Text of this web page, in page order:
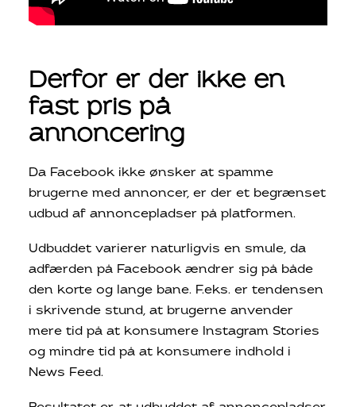
Derfor er der ikke en
fast pris på
annoncering
Da Facebook ikke ønsker at spamme
brugerne med annoncer, er der et begrænset
udbud af annoncepladser på platformen.
Udbuddet varierer naturligvis en smule, da
adfærden på Facebook ændrer sig på både
den korte og lange bane. F.eks. er tendensen
i skrivende stund, at brugerne anvender
mere tid på at konsumere Instagram Stories
og mindre tid på at konsumere indhold i
News Feed.